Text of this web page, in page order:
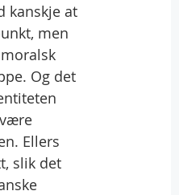
kanskje at
men
Og det
Ellers
slik det